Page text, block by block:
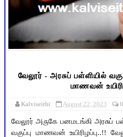
வேலூர் - அரசுப் பள்ளியில்
மாணவன்
Kalviseithi August 22, 2023
வேலூர் அருகே பனமடங்கி அரசுப்
வகுப்பு மாணவன் உயிரிழப்பு..!!